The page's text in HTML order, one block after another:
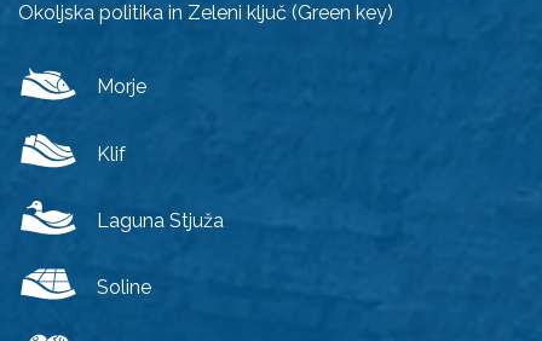
Okoljska politika in Zeleni ključ (Green key)
Morje
Klif
Laguna Stjuža
Soline